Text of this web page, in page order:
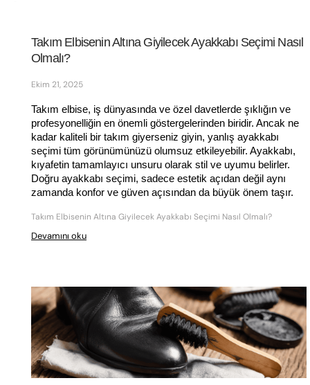
Takım Elbisenin Altına Giyilecek Ayakkabı Seçimi Nasıl
Olmalı?
Ekim 21, 2025
Takım elbise, iş dünyasında ve özel davetlerde şıklığın ve
profesyonelliğin en önemli göstergelerinden biridir. Ancak ne
kadar kaliteli bir takım giyerseniz giyin, yanlış ayakkabı
seçimi tüm görünümünüzü olumsuz etkileyebilir. Ayakkabı,
kıyafetin tamamlayıcı unsuru olarak stil ve uyumu belirler.
Doğru ayakkabı seçimi, sadece estetik açıdan değil aynı
zamanda konfor ve güven açısından da büyük önem taşır.
Takım Elbisenin Altına Giyilecek Ayakkabı Seçimi Nasıl Olmalı?
Devamını oku